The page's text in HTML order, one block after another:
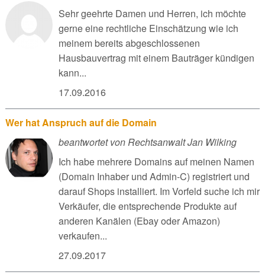
Sehr geehrte Damen und Herren, ich möchte
gerne eine rechtliche Einschätzung wie ich
meinem bereits abgeschlossenen
Hausbauvertrag mit einem Bauträger kündigen
kann...
17.09.2016
Wer hat Anspruch auf die Domain
beantwortet von Rechtsanwalt Jan Wilking
Ich habe mehrere Domains auf meinen Namen
(Domain Inhaber und Admin-C) registriert und
darauf Shops installiert. Im Vorfeld suche ich mir
Verkäufer, die entsprechende Produkte auf
anderen Kanälen (Ebay oder Amazon)
verkaufen...
27.09.2017